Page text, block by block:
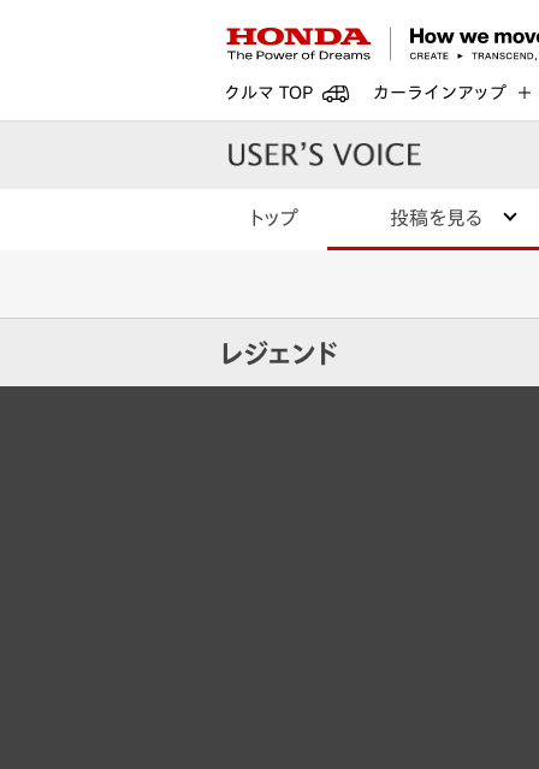
クルマ TOP カーラインアップ
トップ 投稿を見る
レジェンド